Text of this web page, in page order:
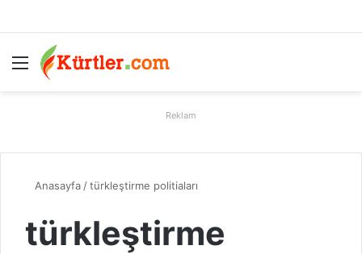
Menü
Reklam
Anasayfa /türkleştirme politiaları
türkleştirme